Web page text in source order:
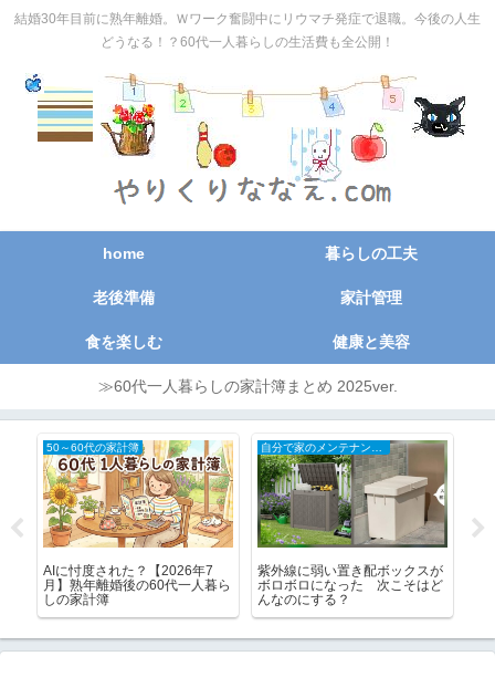
結婚30年目前に熟年離婚。Ｗワーク奮闘中にリウマチ発症で退職。今後の人生
どうなる！？60代一人暮らしの生活費も全公開！
home 暮らしの工夫
老後準備 家計管理
食を楽しむ 健康と美容
≫60代一人暮らしの家計簿まとめ 2025ver.
50～60代の家計簿
AIに忖度された？【2026年7
月】熟年離婚後の60代一人暮ら
しの家計簿
紫外線に弱い置き配ボックスが
ボロボロになった 次こそはど
んなのにする？